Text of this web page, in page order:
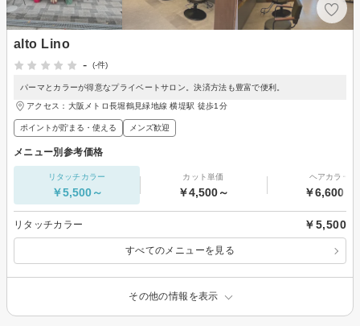
alto Lino
-
(-件)
パーマとカラーが得意なプライベートサロン。決済方法も豊富で便利。
アクセス：大阪メトロ長堀鶴見緑地線 横堤駅 徒歩1分
ポイントが貯まる・使える メンズ歓迎
メニュー別参考価格
リタッチカラー
￥5,500～
カット単価
￥4,500～
ヘアカラー
￥6,600～
リタッチカラー ￥5,500
すべてのメニューを見る
その他の情報を表示